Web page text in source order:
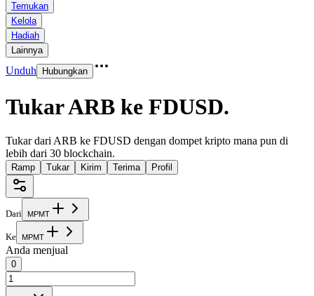
Temukan
Kelola
Hadiah
Lainnya
Unduh Hubungkan
Tukar ARB ke FDUSD.
Tukar dari ARB ke FDUSD dengan dompet kripto mana pun di
lebih dari 30 blockchain.
Ramp Tukar Kirim Terima Profil
Dari MPMT
Ke MPMT
Anda menjual
0